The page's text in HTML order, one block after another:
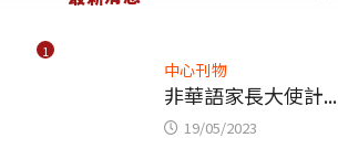
1
中心刊物
非華語家長大使計...
19/05/2023